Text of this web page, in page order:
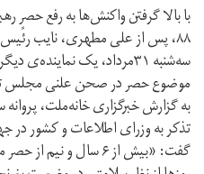
با بالا گرفتن واکنش‌ها به رفع حصرٍ
۸۸، پس از علی مطهری، نایب
سه‌شنبه ۳۱مرداد، یک
موضوع حصر در صحن علنی مجلس
به گزارش خبرگزاری خانه‌ملت،
تذکر به وزرای اطلاعات و کشور
گفت: «بیش از ۶ سال و